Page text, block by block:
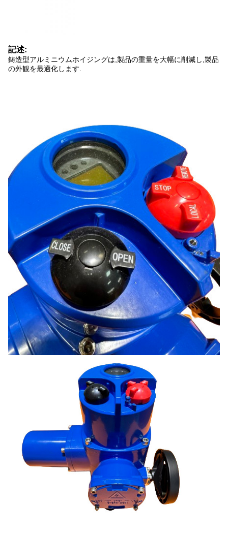
記述:
鋳造型アルミニウムホイジングは,製品の重量を大幅に削減し,製品
の外観を最適化します.